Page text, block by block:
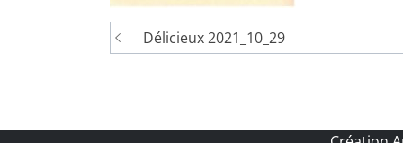
Navigation
de
Délicieux 2021_10_29